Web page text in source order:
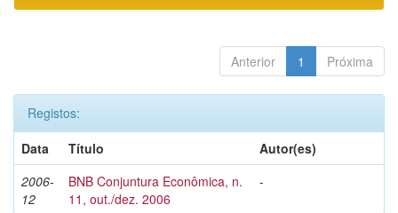
Anterior 1 Próxima
Registos:
Data
Título
Autor(es)
2006-
12
BNB Conjuntura Econômica, n.
11, out./dez. 2006
-